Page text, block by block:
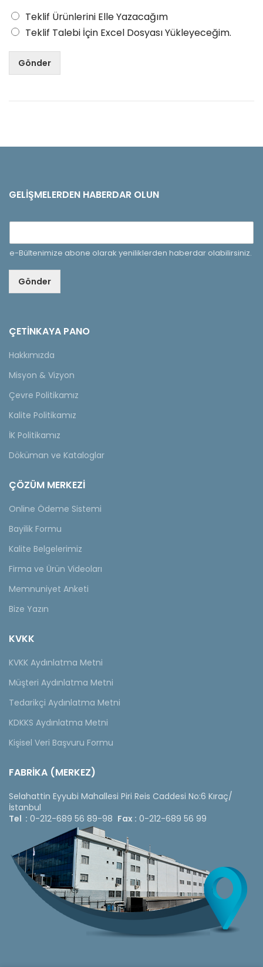
Teklif Ürünlerini Elle Yazacağım
Teklif Talebi İçin Excel Dosyası Yükleyeceğim.
Gönder
GELIŞMELERDEN HABERDAR OLUN
e-Bültenimize abone olarak yeniliklerden haberdar olabilirsiniz.
Gönder
ÇETINKAYA PANO
Hakkımızda
Misyon & Vizyon
Çevre Politikamız
Kalite Politikamız
İK Politikamız
Döküman ve Kataloglar
ÇÖZÜM MERKEZİ
Online Ödeme Sistemi
Bayilik Formu
Kalite Belgelerimiz
Firma ve Ürün Videoları
Memnuniyet Anketi
Bize Yazın
KVKK
KVKK Aydınlatma Metni
Müşteri Aydınlatma Metni
Tedarikçi Aydınlatma Metni
KDKKS Aydınlatma Metni
Kişisel Veri Başvuru Formu
FABRİKA (MERKEZ)
Selahattin Eyyubi Mahallesi Piri Reis Caddesi No:6 Kıraç/
İstanbul
Tel : 0-212-689 56 89-98 Fax : 0-212-689 56 99